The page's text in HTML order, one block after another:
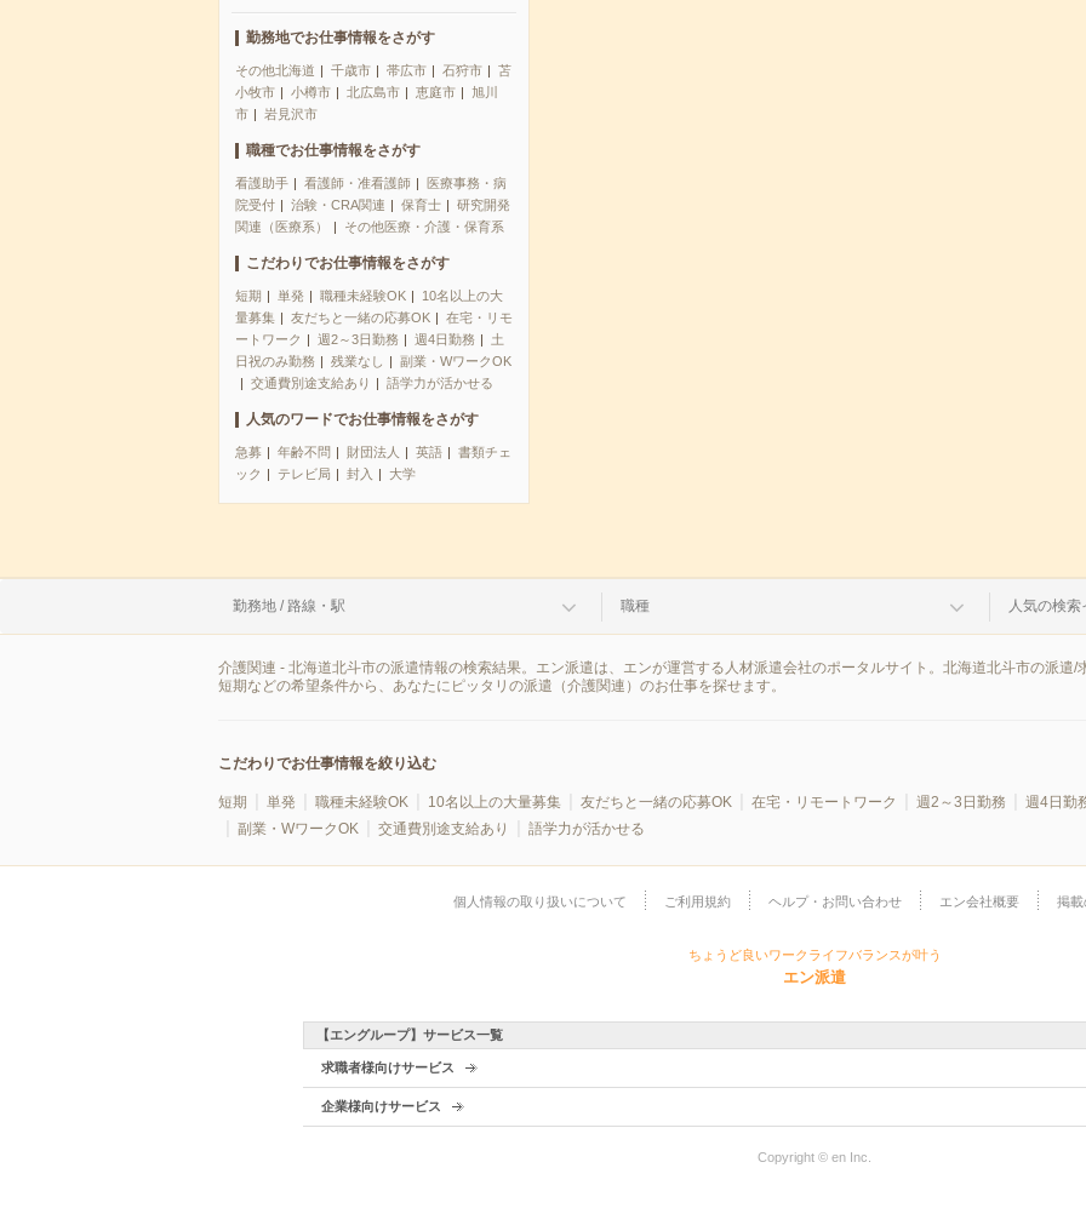
勤務地でお仕事情報をさがす
その他北海道 千歳市 帯広市 石狩市
苫
小牧市
小樽市 北広島市 恵庭市
旭川
市
岩見沢市
職種でお仕事情報をさがす
看護助手 看護師・准看護師
医療事務・病
院受付
治験・CRA関連 保育士
研究開発
関連（医療系）
その他医療・介護・保育系
こだわりでお仕事情報をさがす
短期 単発 職種未経験OK
10名以上の大
量募集
友だちと一緒の応募OK
在宅・リモ
ートワーク
週2～3日勤務 週4日勤務
土
日祝のみ勤務
残業なし
副業・WワークOK
交通費別途支給あり
語学力が活かせる
人気のワードでお仕事情報をさがす
急募 年齢不問 財団法人 英語
書類チェ
ック
テレビ局 封入 大学
勤務地 / 路線・駅 職種 人気の検索
介護関連 - 北海道北斗市の派遣情報の検索結果。エン派遣は、エンが運営する人材派遣会社のポータルサイト。北海道北斗市の派遣/
短期などの希望条件から、あなたにピッタリの派遣（介護関連）のお仕事を探せます。
こだわりでお仕事情報を絞り込む
短期 単発 職種未経験OK 10名以上の大量募集 友だちと一緒の応募OK 在宅・リモートワーク 週2～3日勤務 週4日勤
副業・WワークOK
交通費別途支給あり 語学力が活かせる
個人情報の取り扱いについて ご利用規約 ヘルプ・お問い合わせ エン会社概要 掲載
ちょうど良いワークライフバランスが叶う
エン派遣
【エングループ】サービス一覧
求職者様向けサービス
企業様向けサービス
Copyright © en Inc.